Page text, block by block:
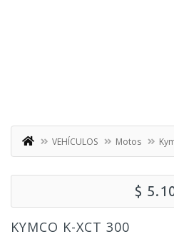
VEHÍCULOS Motos
$
KYMCO K-XCT 300